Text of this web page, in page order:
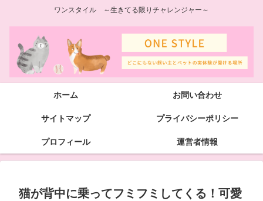
ワンスタイル ～生きてる限りチャレンジャー～
ホーム お問い合わせ
サイトマップ プライバシーポリシー
プロフィール 運営者情報
猫が背中に乗ってフミフミしてくる！可愛